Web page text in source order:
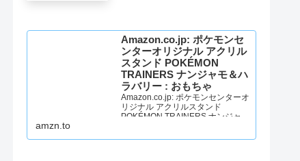
Amazon.co.jp: ポケモンセ
ンターオリジナル アクリル
スタンド POKÉMON
TRAINERS ナンジャモ＆ハ
ラバリー : おもちゃ
Amazon.co.jp: ポケモンセンターオ
リジナル アクリルスタンド
POKÉMON TRAINERS ナンジャモ
amzn.to